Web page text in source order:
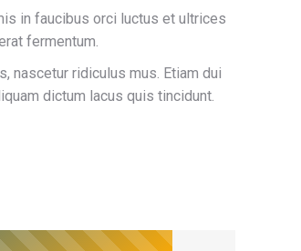
in faucibus orci luctus et ultrices
fermentum.
nascetur ridiculus mus. Etiam dui
dictum lacus quis tincidunt.